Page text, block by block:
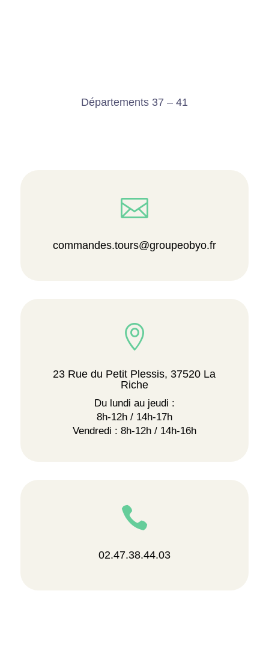
Départements 37 – 41

commandes.tours@groupeobyo.fr

23 Rue du Petit Plessis, 37520 La
Riche
Du lundi au jeudi :
8h-12h / 14h-17h
Vendredi : 8h-12h / 14h-16h

02.47.38.44.03